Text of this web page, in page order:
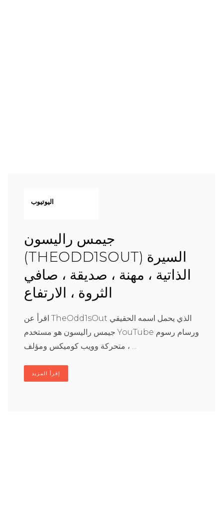
اليوتيوب
جيمس راليسون
(THEODD1SOUT) السيرة
الذاتية ، مهنة ، صديقة ، صافي
الثروة ، الارتفاع
اقرأ عن TheOdd1sOut الذي يحمل اسمه الحقيقي
جيمس راليسون هو مستخدم YouTube ورسام رسوم
متحركة وويب كوميكس ومؤلف ، ...
إقرأ المزيد